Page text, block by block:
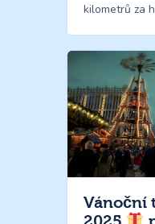
kilometrů za
Vánoční